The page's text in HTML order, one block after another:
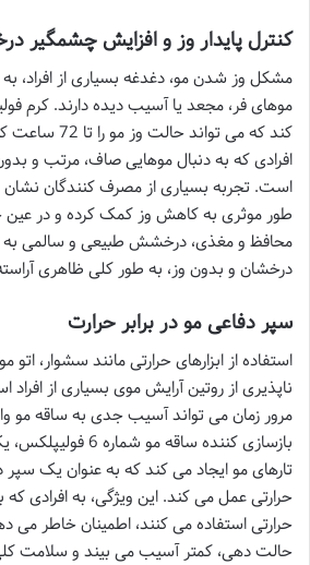
کنترل پایدار وز و افزایش چشمگیر
مشکل وز شدن مو، دغدغه بسیاری از افراد،
کند که می
افرادی که به دنبال موهایی صاف، مرتب و
است. تجربه بسیاری از مصرف کنندگان نشان
طور موثری به کاهش وز کمک کرده و در عین
محافظ و مغذی، درخشش طبیعی و سالمی
درخشان و بدون وز، به طور کلی ظاهری
سپر دفاعی مو در برابر حرارت
استفاده از ابزارهای حرارتی مانند سشوار،
ناپذیری از روتین آرایش موی بسیاری از افراد
مرور زمان می تواند آسیب جدی به ساقه مو
بازسازی کننده ساقه مو
تارهای مو ایجاد می کند که به عنوان یک
حرارتی عمل می کند. این ویژگی، به افرادی که
حرارتی استفاده می کنند، اطمینان خاطر
حالت دهی، کمتر آسیب می بیند و سلامت